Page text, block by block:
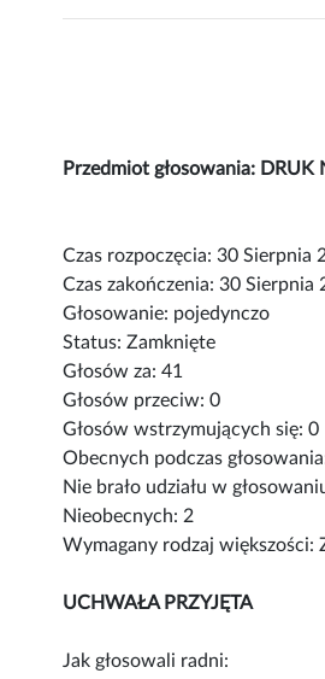
Przedmiot głosowania: DRUK
Czas rozpoczęcia: 30 Sierpnia
Czas zakończenia: 30 Sierpnia
Głosowanie: pojedynczo
Status: Zamknięte
Głosów za: 41
Głosów przeciw: 0
Głosów wstrzymujących się: 0
Obecnych podczas
Nie brało udziału w
Nieobecnych: 2
Wymagany rodzaj większości:
UCHWAŁA PRZYJĘTA
Jak głosowali radni: